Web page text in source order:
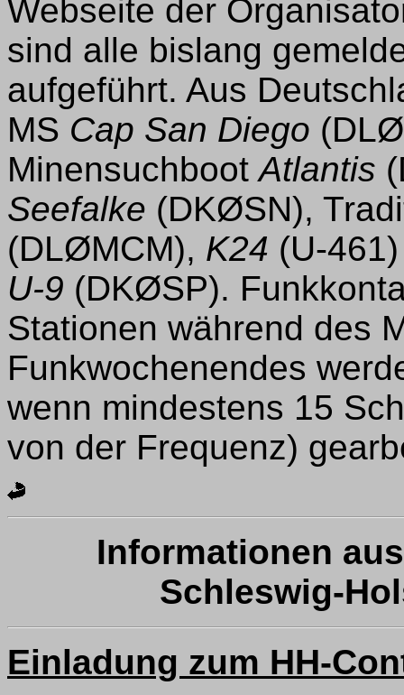
Webseite der
sind alle bislang
aufgeführt. Aus
MS Cap San Diego
MinensuchbootAtlantis
Seefalke (DKØSN),
(DLØMCM), K24 (U-
U-9 (DKØSP).
Stationen während des
Funkwochenendes
wenn mindestens 15
von der Frequenz)
Informationen
Schleswig-
Einladung zum HH-